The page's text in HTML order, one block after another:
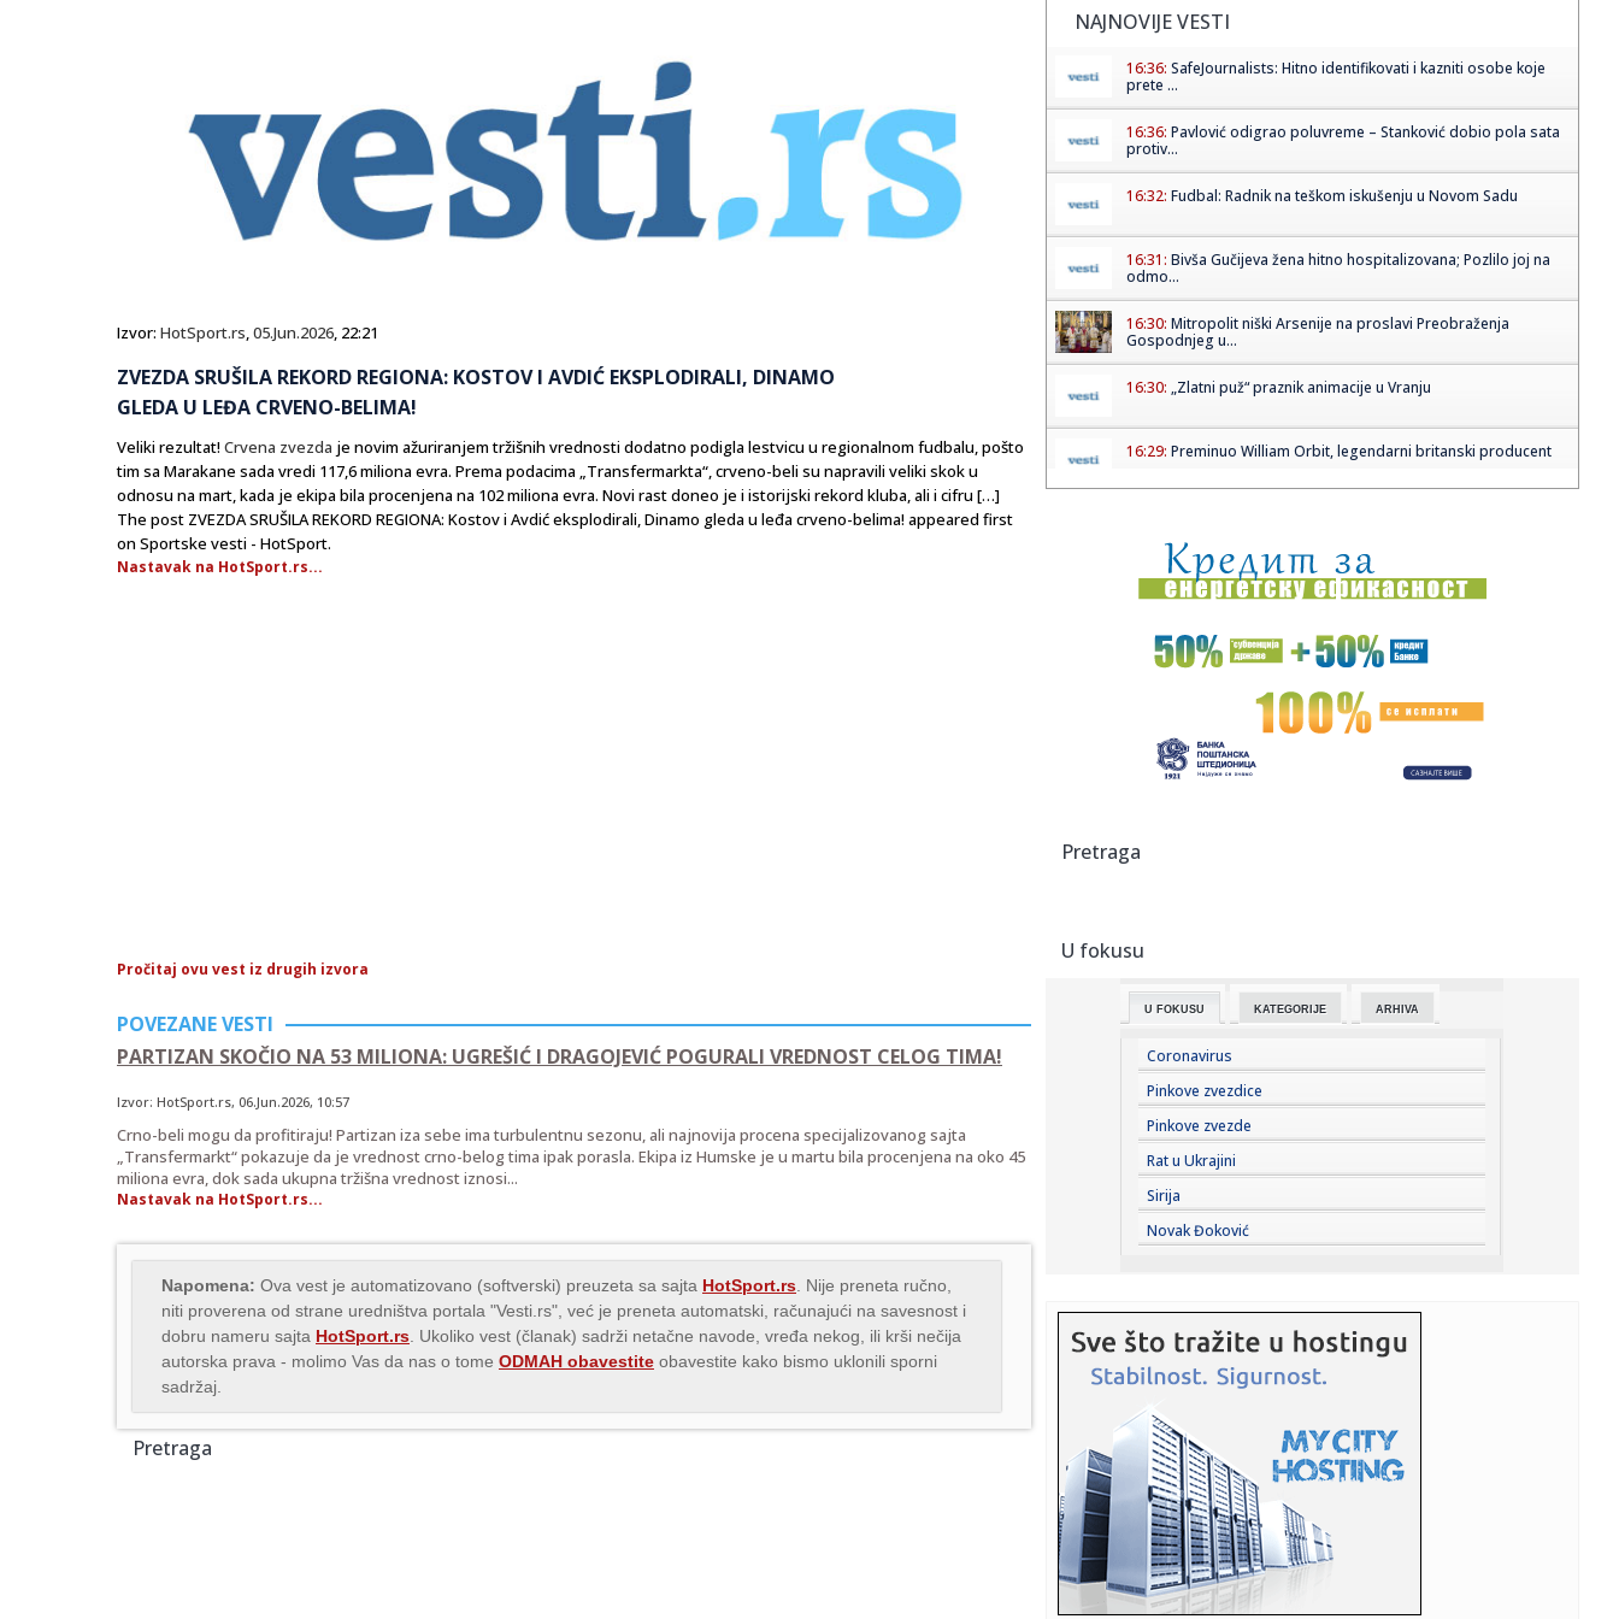
Izvor: HotSport.rs,05.Jun.2026, 22:21
ZVEZDA SRUŠILA REKORD REGIONA: KOSTOV I AVDIĆ EKSPLODIRALI, DINAMO
GLEDA U LEĐA CRVENO-BELIMA!
Veliki rezultat! Crvena zvezda je novim ažuriranjem tržišnih vrednosti dodatno podigla lestvicu u regionalnom fudbalu, pošto
tim sa Marakane sada vredi 117,6 miliona evra. Prema podacima „Transfermarkta“, crveno-beli su napravili veliki skok u
odnosu na mart, kada je ekipa bila procenjena na 102 miliona evra. Novi rast doneo je i istorijski rekord kluba, ali i cifru […]
The post ZVEZDA SRUŠILA REKORD REGIONA: Kostov i Avdić eksplodirali, Dinamo gleda u leđa crveno-belima! appeared first
on Sportske vesti - HotSport.
Nastavak na HotSport.rs...
Pročitaj ovu vest iz drugih izvora
POVEZANE VESTI
PARTIZAN SKOČIO NA 53 MILIONA: UGREŠIĆ I DRAGOJEVIĆ POGURALI VREDNOST CELOG TIMA!
Izvor: HotSport.rs, 06.Jun.2026, 10:57
Crno-beli mogu da profitiraju! Partizan iza sebe ima turbulentnu sezonu, ali najnovija procena specijalizovanog sajta
„Transfermarkt“ pokazuje da je vrednost crno-belog tima ipak porasla. Ekipa iz Humske je u martu bila procenjena na oko 45
miliona evra, dok sada ukupna tržišna vrednost iznosi...
Nastavak na HotSport.rs...
Napomena: Ova vest je automatizovano (softverski) preuzeta sa sajta HotSport.rs . Nije preneta ručno,
niti proverena od strane uredništva portala "Vesti.rs", već je preneta automatski, računajući na savesnost i
dobru nameru sajta HotSport.rs . Ukoliko vest (članak) sadrži netačne navode, vređa nekog, ili krši nečija
autorska prava - molimo Vas da nas o tome ODMAH obavestite obavestite kako bismo uklonili sporni
sadržaj.
Pretraga
NAJNOVIJE VESTI
16:36: SafeJournalists: Hitno identifikovati i kazniti osobe koje
prete ...
16:36: Pavlović odigrao poluvreme – Stanković dobio pola sata
protiv...
16:32: Fudbal: Radnik na teškom iskušenju u Novom Sadu
16:31: Bivša Gučijeva žena hitno hospitalizovana; Pozlilo joj na
odmo...
16:30: Mitropolit niški Arsenije na proslavi Preobraženja
Gospodnjeg u...
16:30: „Zlatni puž“ praznik animacije u Vranju
16:29: Preminuo William Orbit, legendarni britanski producent
16:26:Brena i Boba izdaju luks jahtu vrednu šest miliona evra:
Ispliva...
16:25:Cirkus – Kanter i Vajt hoće u WNBA: "Demonizacija grupe
ljudi....
Бар: Два света у једном граду
16:22:Dvojica radnika povređena u fabrici u Kikindi
"upucale" ...
16:17:
16:17:
Nada Topčagić iskreno o prolaznosti i najvećem strahu:
16:17:Najveća željezara iz Afrike dolazi u BiH, velika prilika za
dom...
16:17:Gmail uvodi velike promjene od 2027. godine: Milioni
korisnika mo...
16:17:VIDEO: Test 2026 Fiat Grande Panda
16:15: Američka firma donela opremu za bušenje bez dozvole:
Grenland i...
16:12:
16:12:U Mađarskoj oboren rekord najviše minimalne
temperature
16:11:Mediji: Blokaderi "otpisali" i Bodirogu – čitav spisak
zamerki
16:10:PARTIZAN GA JE ŽELEO, ALI JE ON IZABRAO DRUGI PUT:
Pretraga
U fokusu
U FOKUSU KATEGORIJE ARHIVA
Coronavirus
Pinkove zvezdice
Pinkove zvezde
Rat u Ukrajini
Sirija
Novak Đoković